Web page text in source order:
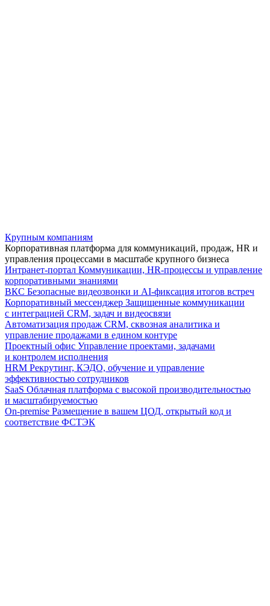
Крупным компаниям
Корпоративная платформа для коммуникаций, продаж, HR и
управления процессами в масштабе крупного бизнеса
Интранет-портал Коммуникации, HR-процессы и управление
корпоративными знаниями
ВКС Безопасные видеозвонки и AI-фиксация итогов встреч
Корпоративный мессенджер Защищенные коммуникации
с интеграцией CRM, задач и видеосвязи
Автоматизация продаж CRM, сквозная аналитика и
управление продажами в едином контуре
Проектный офис Управление проектами, задачами
и контролем исполнения
HRM Рекрутинг, КЭДО, обучение и управление
эффективностью сотрудников
SaaS Облачная платформа с высокой производительностью
и масштабируемостью
On-premise Размещение в вашем ЦОД, открытый код и
соответствие ФСТЭК